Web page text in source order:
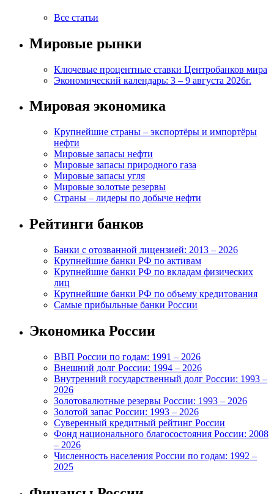
Все статьи
Мировые рынки
Ключевые процентные ставки Центробанков мира
Экономический календарь: 3 – 9 августа 2026г.
Мировая экономика
Крупнейшие страны – экспортёры и импортёры
нефти
Мировые запасы нефти
Мировые запасы природного газа
Мировые запасы угля
Мировые золотые резервы
Страны – лидеры по добыче нефти
Рейтинги банков
Банки с отозванной лицензией: 2013 – 2026
Крупнейшие банки РФ по активам
Крупнейшие банки РФ по вкладам физических
лиц
Крупнейшие банки РФ по объему кредитования
Самые прибыльные банки России
Экономика России
ВВП России по годам: 1991 – 2026
Внешний долг России: 1994 – 2026
Внутренний государственный долг России: 1993 –
2026
Золотовалютные резервы России: 1993 – 2026
Золотой запас России: 1993 – 2026
Суверенный кредитный рейтинг России
Фонд национального благосостояния России: 2008
– 2026
Численность населения России по годам: 1992 –
2025